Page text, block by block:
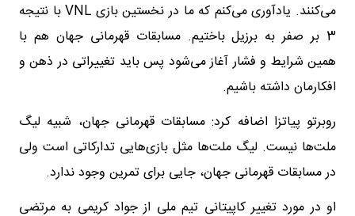
می‌کنند. یادآوری می‌کنم که ما در نخستین بازی VNL با نتیجه
3 بر صفر به برزیل باختیم. مسابقات قهرمانی جهان هم با
همین شرایط و فشار آغاز می‌شود پس باید تغییراتی در ذهن و
افکارمان داشته باشیم.
روبرتو پیاتزا اضافه کرد: مسابقات قهرمانی جهان، شبیه لیگ
ملت‌ها نیست. لیگ ملت‌ها مثل بازی‌هایی تدارکاتی است ولی
در مسابقات قهرمانی جهان، جایی برای تمرین وجود ندارد.
او در مورد تغییر کاپیتانی تیم ملی از جواد کریمی به مرتضی